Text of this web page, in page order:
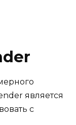
является
с